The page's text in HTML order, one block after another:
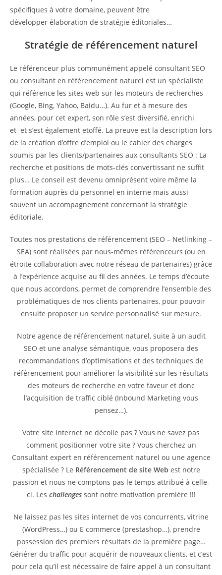
spécifiques à votre domaine, peuvent être
développer élaboration de stratégie éditoriales…
Stratégie de référencement naturel
Le référenceur plus communément appelé consultant SEO
ou consultant en référencement naturel est un spécialiste
qui référence les sites web sur les moteurs de recherches
(Google, Bing, Yahoo, Baidu…). Au fur et à mesure des
années, pour cet expert, son rôle s’est diversifié, enrichi
et et s’est également etoffé. La preuve est la description lors
de la création d’offre d’emploi ou le cahier des charges
soumis par les clients/partenaires aux consultants SEO : La
recherche et positions de mots-clés convertissant ne suffit
plus… Le conseil est devenu omniprésent voire même la
formation auprès du personnel en interne mais aussi
souvent un accompagnement concernant la stratégie
éditoriale.
Toutes nos prestations de référencement (SEO – Netlinking –
SEA) sont réalisées par nous-mêmes référenceurs (ou en
étroite collaboration avec notre réseau de partenaires) grâce
à l’expérience acquise au fil des années. Le temps d’écoute
que nous accordons, permet de comprendre l’ensemble des
problématiques de nos clients partenaires, pour pouvoir
ensuite proposer un service personnalisé sur mesure.
Notre agence de référencement naturel, suite à un audit
SEO et une analyse sémantique, vous proposera des
recommandations d’optimisations et des techniques de
référencement pour améliorer la visibilité sur les résultats
des moteurs de recherche en votre faveur et donc
l’acquisition de traffic ciblé (Inbound Marketing vous
pensez…).
Votre site internet ne décolle pas ? Vous ne savez pas
comment positionner votre site ? Vous cherchez un
Consultant expert en référencement naturel ou une agence
spécialisée ? Le Référencement de site Web est notre
passion et nous ne comptons pas le temps attribué à celle-
ci. Les challengessont notre motivation première !!!
Ne laissez pas les sites internet de vos concurrents, vitrine
(WordPress…) ou E commerce (prestashop…), prendre
possession des premiers résultats de la première page…
Générer du traffic pour acquérir de nouveaux clients, et c’est
pour cela qu’il est nécessaire de faire appel à un consultant